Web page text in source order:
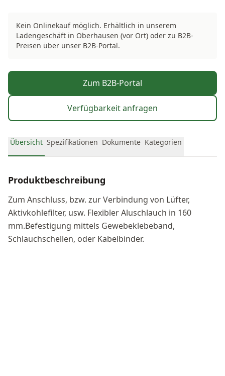
Kein Onlinekauf möglich. Erhältlich in unserem
Ladengeschäft in Oberhausen (vor Ort) oder zu B2B-
Preisen über unser B2B-Portal.
Zum B2B-Portal
Verfügbarkeit anfragen
Übersicht Spezifikationen Dokumente Kategorien
Produktbeschreibung
Zum Anschluss, bzw. zur Verbindung von Lüfter,
Aktivkohlefilter, usw. Flexibler Aluschlauch in 160
mm.Befestigung mittels Gewebeklebeband,
Schlauchschellen, oder Kabelbinder.